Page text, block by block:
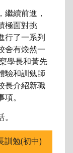
續前進，
極面對挑
行了一系列
舍有煥然一
學長和黃先
驗和訓勉師
長介紹新職
。
訓勉(初中)